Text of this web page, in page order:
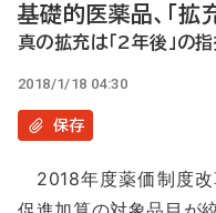
テ
ツ
に
基礎的医薬品、「拡
真の拡充は「2年後」の
2018/1/18 04:30
保存
2018年度薬価制度改